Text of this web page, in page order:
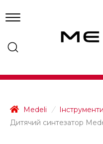
Medeli / Інструменти
Дитячий синтезатор